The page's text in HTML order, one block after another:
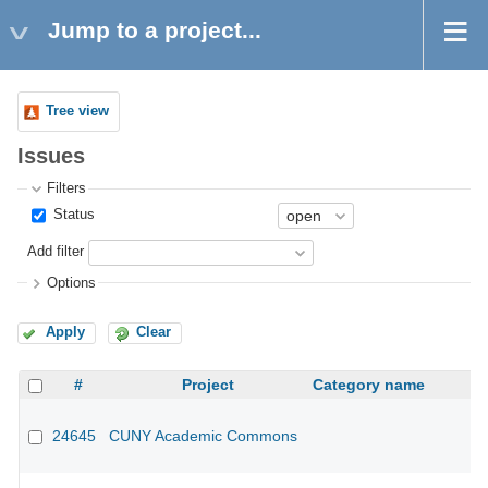
Jump to a project...
Tree view
Issues
Filters
Status
Add filter
Options
Apply Clear
# Project Category name
24645 CUNY Academic Commons